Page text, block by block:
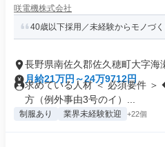
咲電機株式会社
40歳以下採用／未経験からモノづ
長野県南佐久郡佐久穂町大字海
月給21万円～24万9712円
求めている人材 ＜ 必須要件
方（例外事由3号のイ）...
制服あり 業界未経験歓迎 +22個